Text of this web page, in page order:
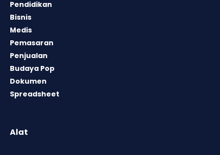
Pendidikan
Bisnis
Medis
Pemasaran
Penjualan
Budaya Pop
Dokumen
Spreadsheet
Alat